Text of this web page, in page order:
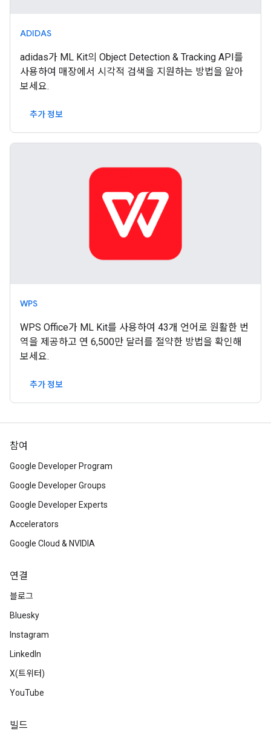
ADIDAS
adidas가 ML Kit의 Object Detection & Tracking API를
사용하여 매장에서 시각적 검색을 지원하는 방법을 알아
보세요.
추가 정보
WPS
WPS Office가 ML Kit를 사용하여 43개 언어로 원활한 번
역을 제공하고 연 6,500만 달러를 절약한 방법을 확인해
보세요.
추가 정보
참여
Google Developer Program
Google Developer Groups
Google Developer Experts
Accelerators
Google Cloud & NVIDIA
연결
블로그
Bluesky
Instagram
LinkedIn
X(트위터)
YouTube
빌드